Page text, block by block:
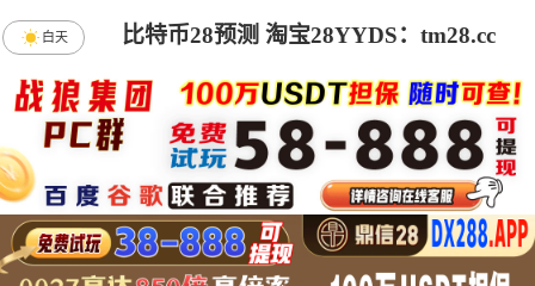
比特币28预测 淘宝28YYDS：tm28.cc
白天